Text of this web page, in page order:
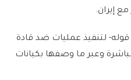
إيران.
لتنفيذ عمليات ضد قادة
وعبر ما وصفها بكيانات